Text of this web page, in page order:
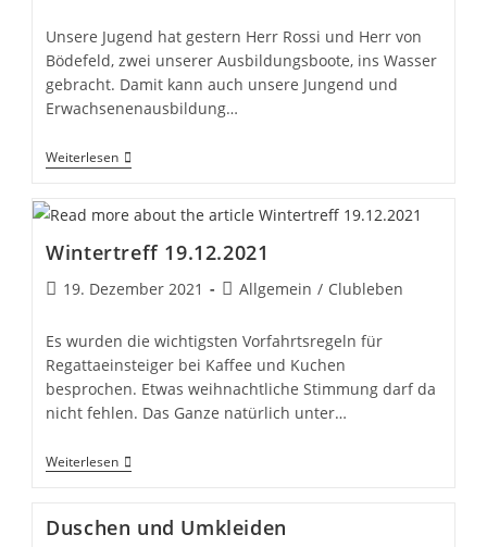
Unsere Jugend hat gestern Herr Rossi und Herr von
Bödefeld, zwei unserer Ausbildungsboote, ins Wasser
gebracht. Damit kann auch unsere Jungend und
Erwachsenenausbildung…
WeiterlesenUnsere
Barnegats
Im
Wasser
Wintertreff 19.12.2021
Beitrag
19. Dezember 2021
Beitrags-
Allgemein / Clubleben
Es wurden die wichtigsten Vorfahrtsregeln für
Regattaeinsteiger bei Kaffee und Kuchen
besprochen. Etwas weihnachtliche Stimmung darf da
nicht fehlen. Das Ganze natürlich unter…
WeiterlesenWintertreff
19.12.2021
Duschen und Umkleiden